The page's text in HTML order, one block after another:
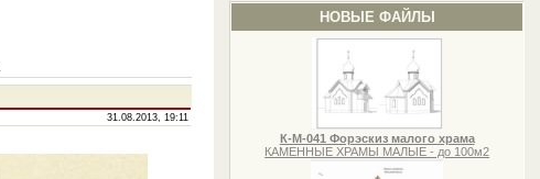
НОВЫЕ ФАЙЛЫ
К-М-041 Форэскиз малого храма
КАМЕННЫЕ ХРАМЫ МАЛЫЕ - до 100м2
31.08.2013, 19:11